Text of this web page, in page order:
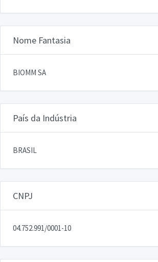
Nome Fantasia
BIOMM SA
País da Indústria
BRASIL
CNPJ
04.752.991/0001-10